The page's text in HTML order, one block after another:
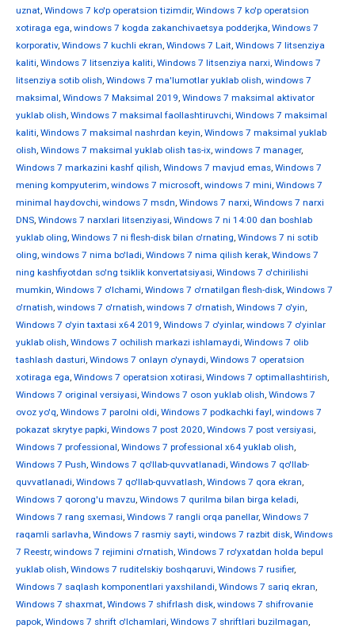
uznat, Windows 7 ko'p operatsion tizimdir, Windows 7 ko'p operatsion
xotiraga ega, windows 7 kogda zakanchivaetsya podderjka, Windows 7
korporativ, Windows 7 kuchli ekran, Windows 7 Lait, Windows 7 litsenziya
kaliti, Windows 7 litsenziya kaliti, Windows 7 litsenziya narxi, Windows 7
litsenziya sotib olish, Windows 7 ma'lumotlar yuklab olish, windows 7
maksimal, Windows 7 Maksimal 2019, Windows 7 maksimal aktivator
yuklab olish, Windows 7 maksimal faollashtiruvchi, Windows 7 maksimal
kaliti, Windows 7 maksimal nashrdan keyin, Windows 7 maksimal yuklab
olish, Windows 7 maksimal yuklab olish tas-ix, windows 7 manager,
Windows 7 markazini kashf qilish, Windows 7 mavjud emas, Windows 7
mening kompyuterim, windows 7 microsoft, windows 7 mini, Windows 7
minimal haydovchi, windows 7 msdn, Windows 7 narxi, Windows 7 narxi
DNS, Windows 7 narxlari litsenziyasi, Windows 7 ni 14:00 dan boshlab
yuklab oling, Windows 7 ni flesh-disk bilan o'rnating, Windows 7 ni sotib
oling, windows 7 nima bo'ladi, Windows 7 nima qilish kerak, Windows 7
ning kashfiyotdan so'ng tsiklik konvertatsiyasi, Windows 7 o'chirilishi
mumkin, Windows 7 o'lchami, Windows 7 o'rnatilgan flesh-disk, Windows 7
o'rnatish, windows 7 o'rnatish, windows 7 o'rnatish, Windows 7 o'yin,
Windows 7 o'yin taxtasi x64 2019, Windows 7 o'yinlar, windows 7 o'yinlar
yuklab olish, Windows 7 ochilish markazi ishlamaydi, Windows 7 olib
tashlash dasturi, Windows 7 onlayn o'ynaydi, Windows 7 operatsion
xotiraga ega, Windows 7 operatsion xotirasi, Windows 7 optimallashtirish,
Windows 7 original versiyasi, Windows 7 oson yuklab olish, Windows 7
ovoz yo'q, Windows 7 parolni oldi, Windows 7 podkachki fayl, windows 7
pokazat skrytye papki, Windows 7 post 2020, Windows 7 post versiyasi,
Windows 7 professional, Windows 7 professional x64 yuklab olish,
Windows 7 Push, Windows 7 qo'llab-quvvatlanadi, Windows 7 qo'llab-
quvvatlanadi, Windows 7 qo'llab-quvvatlash, Windows 7 qora ekran,
Windows 7 qorong'u mavzu, Windows 7 qurilma bilan birga keladi,
Windows 7 rang sxemasi, Windows 7 rangli orqa panellar, Windows 7
raqamli sarlavha, Windows 7 rasmiy sayti, windows 7 razbit disk, Windows
7 Reestr, windows 7 rejimini o'rnatish, Windows 7 ro'yxatdan holda bepul
yuklab olish, Windows 7 ruditelskiy boshqaruvi, Windows 7 rusifier,
Windows 7 saqlash komponentlari yaxshilandi, Windows 7 sariq ekran,
Windows 7 shaxmat, Windows 7 shifrlash disk, windows 7 shifrovanie
papok, Windows 7 shrift o'lchamlari, Windows 7 shriftlari buzilmagan,